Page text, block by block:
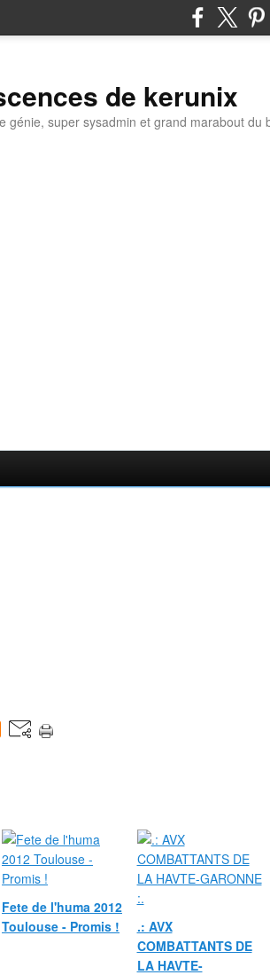
de kerunix
génie, super sysadmin et grand marabout du
Fete de l'huma 2012
Toulouse - Promis !
.: AVX
COMBATTANTS DE
LA HAVTE-